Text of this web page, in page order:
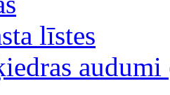
līstes
audumi